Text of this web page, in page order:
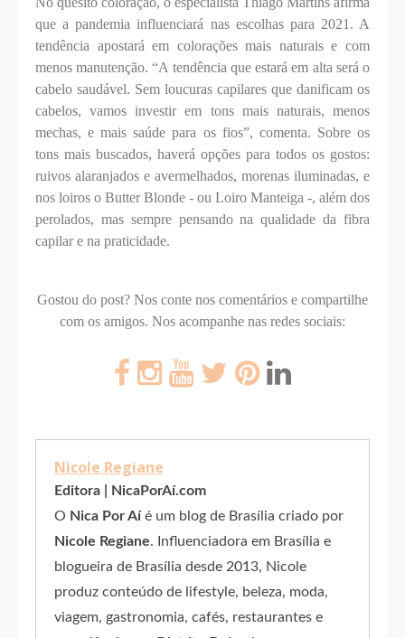
que a pandemia influenciará nas escolhas para 2021. A
tendência apostará em colorações mais naturais e com
menos manutenção. “A tendência que estará em alta será o
cabelo saudável. Sem loucuras capilares que danificam os
cabelos, vamos investir em tons mais naturais, menos
mechas, e mais saúde para os fios”, comenta. Sobre os
tons mais buscados, haverá opções para todos os gostos:
ruivos alaranjados e avermelhados, morenas iluminadas, e
nos loiros o Butter Blonde - ou Loiro Manteiga -, além dos
perolados, mas sempre pensando na qualidade da fibra
capilar e na praticidade.
Gostou do post? Nos conte nos comentários e compartilhe
com os amigos. Nos acompanhe nas redes sociais:
Nicole Regiane
Editora | NicaPorAí.com
O Nica Por Aíé um blog de Brasília criado por
Nicole Regiane. Influenciadora em Brasília e
blogueira de Brasília desde 2013, Nicole
produz conteúdo de lifestyle, beleza, moda,
viagem, gastronomia, cafés, restaurantes e